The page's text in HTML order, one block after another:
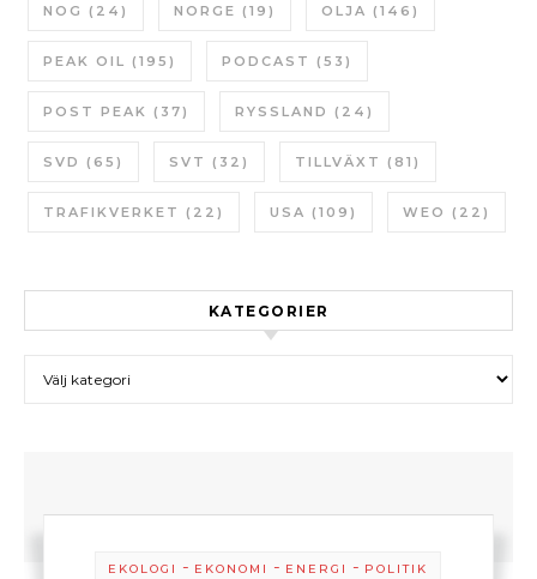
NOG (24) NORGE (19) OLJA (146)
PEAK OIL (195) PODCAST (53)
POST PEAK (37) RYSSLAND (24)
SVD (65) SVT (32) TILLVÄXT (81)
TRAFIKVERKET (22) USA (109) WEO (22)
KATEGORIER
EKOLOGI - EKONOMI - ENERGI - POLITIK